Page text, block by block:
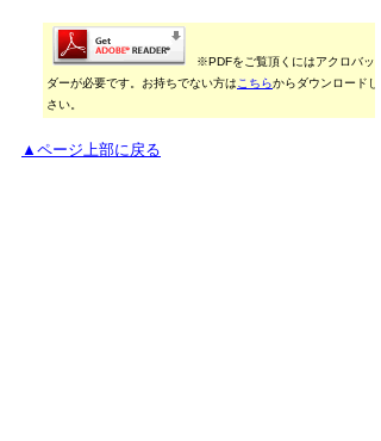
※PDFをご覧頂くにはアクロバッ
ダーが必要です。お持ちでない方は こちらからダウンロードし
さい。
▲ページ上部に戻る